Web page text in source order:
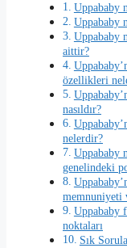
Uppababy
Uppababy
Uppababy
aittir?
özellikleri
nasıldır?
nelerdir?
Uppababy
genelindeki
memnuniyeti
Uppababy
noktaları
Sık